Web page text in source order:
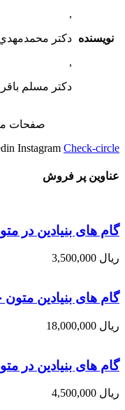
نویسنده
,
دكتر
,
دكتر مسلم
صفحات
Instagram Check-circle
عناوین پر فروش
گام های بنیادین در
ریال
گام های بنیادین
ریال
گام های بنیادین در
ریال